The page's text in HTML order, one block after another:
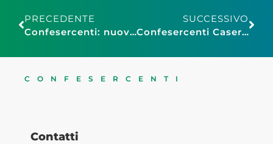
PRECEDENTE
Confesercenti: nuovo caos Ateco, migliaia di imprese nell’incertezza
SUCCESSIVO
Confesercenti Caserta: Nicola Ferraro nuovo Presidente provinciale Fiepet e Ivan Fiorillo neo eletto a Presidente cittadino
CONFESERCENTI
Contatti